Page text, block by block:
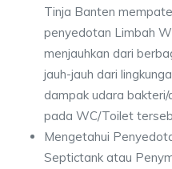
Tinja Banten
penyedotan Limbah
menjauhkan dari
jauh-jauh dari
dampak udara
pada WC/Toilet
Mengetahui
Septictank atau